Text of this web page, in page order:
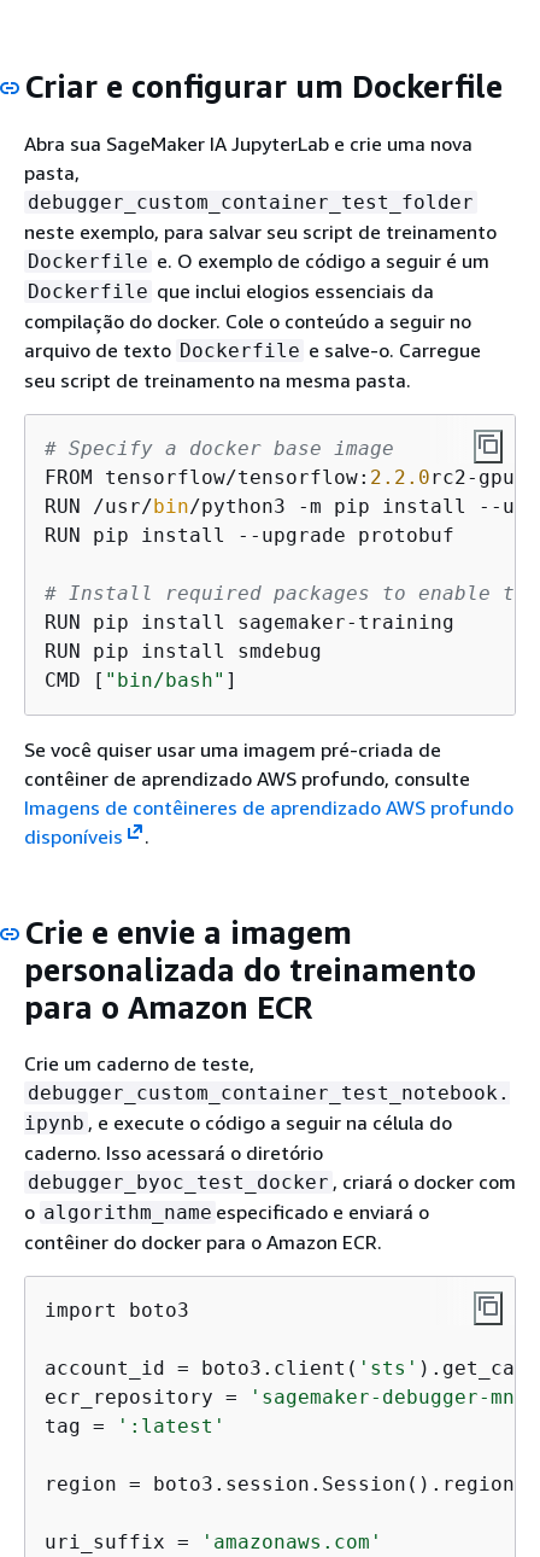
Criar e configurar um Dockerfile
Abra sua SageMaker IA JupyterLab e crie uma nova
pasta,
debugger_custom_container_test_folder
neste exemplo, para salvar seu script de treinamento
Dockerfile e. O exemplo de código a seguir é um
Dockerfile que inclui elogios essenciais da
compilação do docker. Cole o conteúdo a seguir no
arquivo de texto Dockerfile e salve-o. Carregue
seu script de treinamento na mesma pasta.
# Specify a docker base image
FROM tensorflow/tensorflow: 2.2 .0rc2-gpu-
RUN /usr/bin/python3 -m pip install --
RUN pip install --upgrade protobuf
# Install required packages to enable the
RUN pip install sagemaker-training
RUN pip install smdebug
CMD [ "bin/bash" ]
Se você quiser usar uma imagem pré-criada de
contêiner de aprendizado AWS profundo, consulte
Imagens de contêineres de aprendizado AWS profundo
disponíveis
.
Crie e envie a imagem
personalizada do treinamento
para o Amazon ECR
Crie um caderno de teste,
debugger_custom_container_test_notebook.
ipynb , e execute o código a seguir na célula do
caderno. Isso acessará o diretório
debugger_byoc_test_docker , criará o docker com
o algorithm_name especificado e enviará o
contêiner do docker para o Amazon ECR.
import boto3
account_id = boto3.client( 'sts'
ecr_repository =
'sagemaker-debugger-
tag =
':latest'
region =
uri_suffix =
'amazonaws.com'